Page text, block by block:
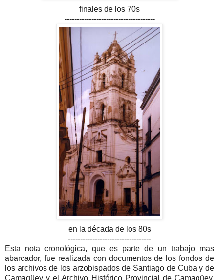
finales de los 70s
-------------------------------------
en la década de los 80s
----------------------------------
Esta nota cronológica, que es parte de un trabajo mas
abarcador, fue realizada con documentos de los fondos de
los archivos de los arzobispados de Santiago de Cuba y de
Camagüey y el Archivo Histórico Provincial de Camagüey.